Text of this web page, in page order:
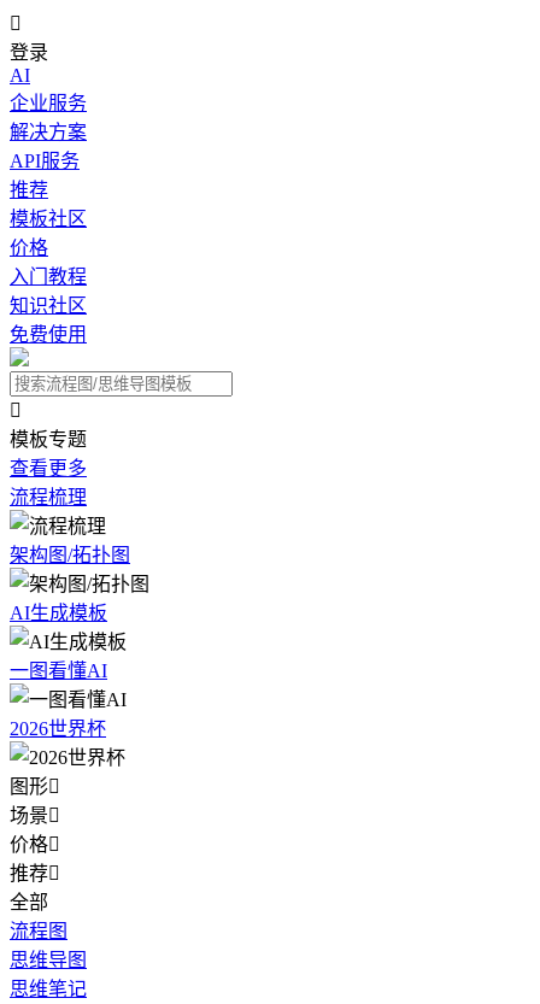

登录
AI
企业服务
解决方案
API服务
推荐
模板社区
价格
入门教程
知识社区
免费使用

模板专题
查看更多
流程梳理
架构图/拓扑图
AI生成模板
一图看懂AI
2026世界杯
图形
场景
价格
推荐
全部
流程图
思维导图
思维笔记